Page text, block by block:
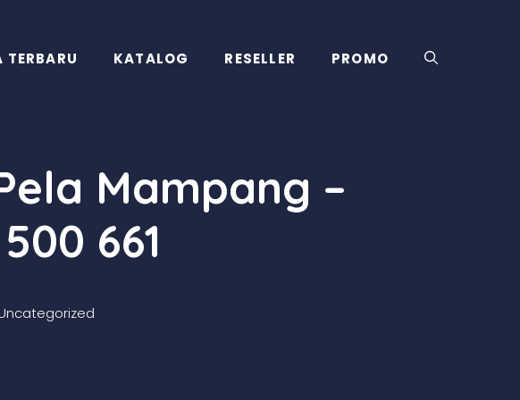
TERBARU KATALOG RESELLER PROMO
Mampang –
661